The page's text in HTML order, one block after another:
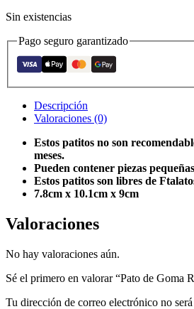
Sin existencias
Pago seguro garantizado
Descripción
Valoraciones (0)
Estos patitos no son
meses.
Pueden contener piezas
Estos patitos son libres de
7.8cm x 10.1cm x 9cm
Valoraciones
No hay valoraciones aún.
Sé el primero en valorar “Pato de Goma
Tu dirección de correo electrónico no